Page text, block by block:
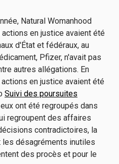
Natural Womanhood
en justice avaient été
d'État et fédéraux, au
Pfizer, n'avait pas
autres allégations. En
en justice avaient été
Suivi des poursuites
ont été regroupés dans
regroupent des affaires
contradictoires, la
désagréments inutiles
des procès et pour le